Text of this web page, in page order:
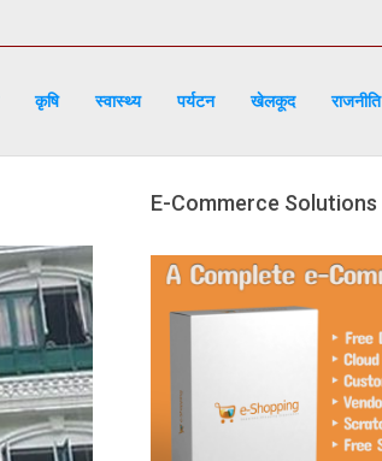
कृषि स्वास्थ्य पर्यटन खेलकूद राजनीति
E-Commerce Solutions